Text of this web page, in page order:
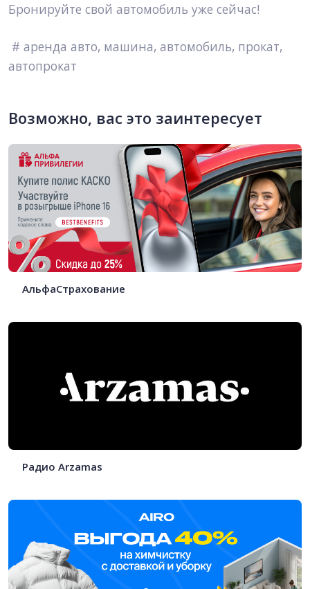
Бронируйте свой автомобиль уже сейчас!
автопрокат
Возможно, вас это заинтересует
АльфаСтрахование
Радио Arzamas